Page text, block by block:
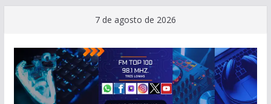
contenido
7 de agosto de 2026